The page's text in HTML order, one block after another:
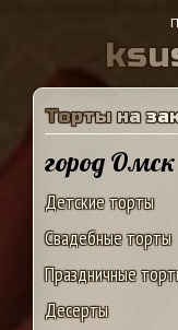
ksu
Торты на за
город Омск
Детские торты
Свадебные торты
Праздничные
Десерты